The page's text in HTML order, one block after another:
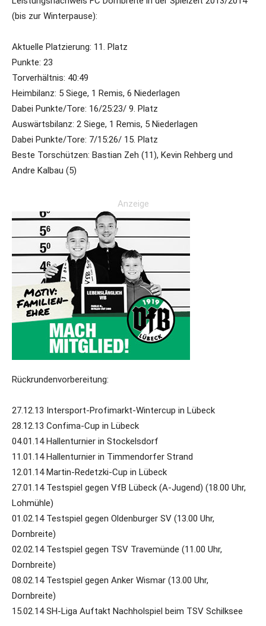
(bis zur Winterpause):
Aktuelle Platzierung: 11. Platz
Punkte: 23
Torverhältnis: 40:49
Heimbilanz: 5 Siege, 1 Remis, 6 Niederlagen
Dabei Punkte/Tore: 16/25:23/ 9. Platz
Auswärtsbilanz: 2 Siege, 1 Remis, 5 Niederlagen
Dabei Punkte/Tore: 7/15:26/ 15. Platz
Beste Torschützen: Bastian Zeh (11), Kevin Rehberg und
Andre Kalbau (5)
Anzeige
Rückrundenvorbereitung:
27.12.13 Intersport-Profimarkt-Wintercup in Lübeck
28.12.13 Confima-Cup in Lübeck
04.01.14 Hallenturnier in Stockelsdorf
11.01.14 Hallenturnier in Timmendorfer Strand
12.01.14 Martin-Redetzki-Cup in Lübeck
27.01.14 Testspiel gegen VfB Lübeck (A-Jugend) (18.00 Uhr,
Lohmühle)
01.02.14 Testspiel gegen Oldenburger SV (13.00 Uhr,
Dornbreite)
02.02.14 Testspiel gegen TSV Travemünde (11.00 Uhr,
Dornbreite)
08.02.14 Testspiel gegen Anker Wismar (13.00 Uhr,
Dornbreite)
15.02.14 SH-Liga Auftakt Nachholspiel beim TSV Schilksee